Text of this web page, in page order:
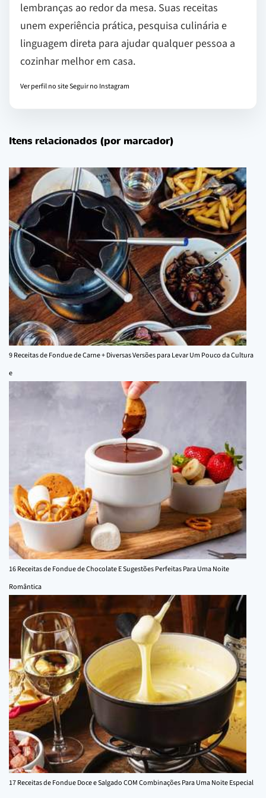
lembranças ao redor da mesa. Suas receitas
unem experiência prática, pesquisa culinária e
linguagem direta para ajudar qualquer pessoa a
cozinhar melhor em casa.
Ver perfil no siteSeguir no Instagram
Itens relacionados (por marcador)
9 Receitas de Fondue de Carne + Diversas Versões para Levar Um Pouco da Cultura
e
16 Receitas de Fondue de Chocolate E Sugestões Perfeitas Para Uma Noite
Romântica
17 Receitas de Fondue Doce e Salgado COM Combinações Para Uma Noite Especial